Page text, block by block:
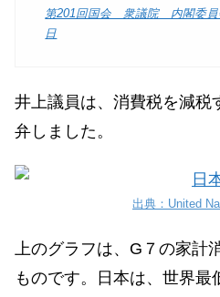
第201回国会 衆議院 内閣委
日
井上議員は、消費税を減税
弁しました。
出典：United
上のグラフは、G７の家計
ものです。日本は、世界最